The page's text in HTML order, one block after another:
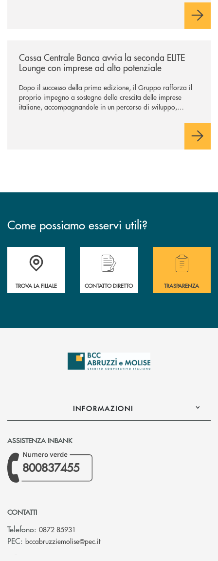
negoziazione esclusiva per la finalizzazione dell’operazione.
Cassa Centrale Banca avvia la seconda ELITE
Lounge con imprese ad alto potenziale
Dopo il successo della prima edizione, il Gruppo rafforza il
proprio impegno a sostegno della crescita delle imprese
italiane, accompagnandole in un percorso di sviluppo,
Come possiamo esservi utili?
Accedi all' elenco completo delle filiali .
TROVA LA FILIALE CONTATTO DIRETTO
Hai bisogno di
TRASPARENZA
INFORMAZIONI
ASSISTENZA INBANK
800837455
CONTATTI
Telefono: 0872 85931
PEC: bccabruzziemolise@pec.it(si apre l’app di posta elettronica)